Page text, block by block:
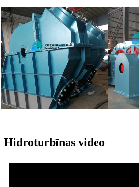
Hidroturbīnas video